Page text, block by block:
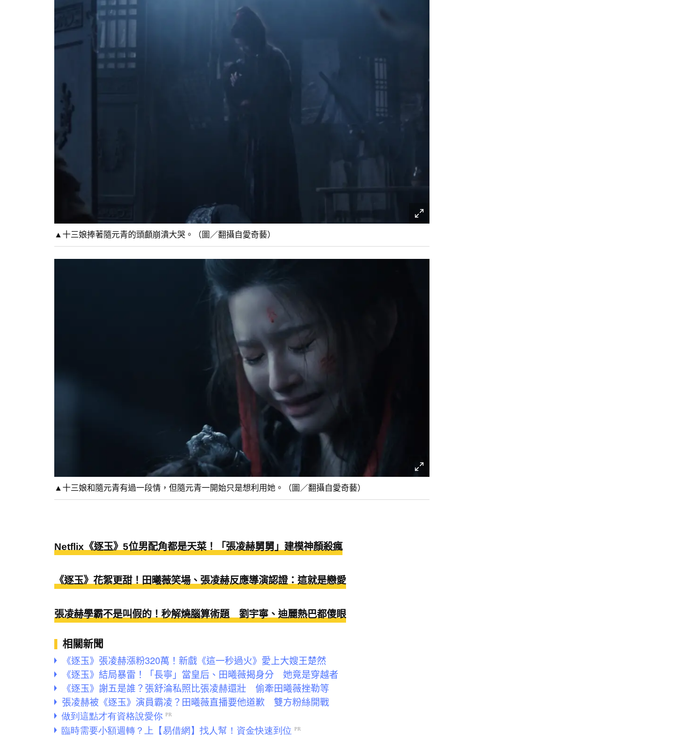
▲十三娘捧著隨元青的頭顱崩潰大哭。（圖／翻攝自愛奇藝）
▲十三娘和隨元青有過一段情，但隨元青一開始只是想利用她。（圖／翻攝自愛奇藝）
Netflix《逐玉》5位男配角都是天菜！「張凌赫舅舅」建模神顏殺瘋
《逐玉》花絮更甜！田曦薇笑場、張凌赫反應導演認證：這就是戀愛
張凌赫學霸不是叫假的！秒解燒腦算術題 劉宇寧、迪麗熱巴都傻眼
相關新聞
《逐玉》張凌赫漲粉320萬！新戲《這一秒過火》愛上大嫂王楚然
《逐玉》結局暴雷！「長寧」當皇后、田曦薇揭身分 她竟是穿越者
《逐玉》謝五是誰？張舒淪私照比張凌赫還壯 偷牽田曦薇挫勒等
張凌赫被《逐玉》演員霸凌？田曦薇直播要他道歉 雙方粉絲開戰